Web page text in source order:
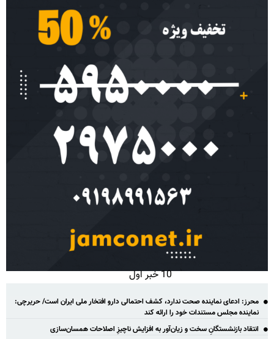
10 خبر اول
محرز: ادعای نماینده صحت ندارد، کشف احتمالی دارو افتخار ملی ایران است/ حریرچی:
نماینده مجلس مستندات خود را ارائه کند
انتقاد بازنشستگانِ سخت و زیان‌آور به افزایش ناچیزِ اصلاحات همسان‌سازی